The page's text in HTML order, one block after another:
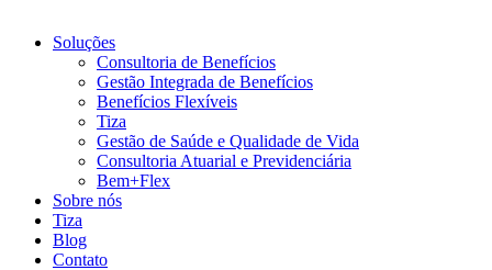
Soluções
Consultoria de Benefícios
Gestão Integrada de Benefícios
Benefícios Flexíveis
Tiza
Gestão de Saúde e Qualidade de Vida
Consultoria Atuarial e Previdenciária
Bem+Flex
Sobre nós
Tiza
Blog
Contato